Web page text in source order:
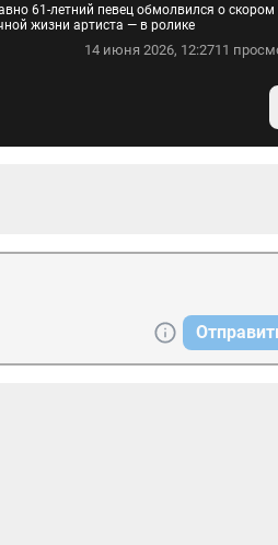
61-летний певец обмолвился о скором
жизни артиста — в ролике
14 июня 2026, 12:2711